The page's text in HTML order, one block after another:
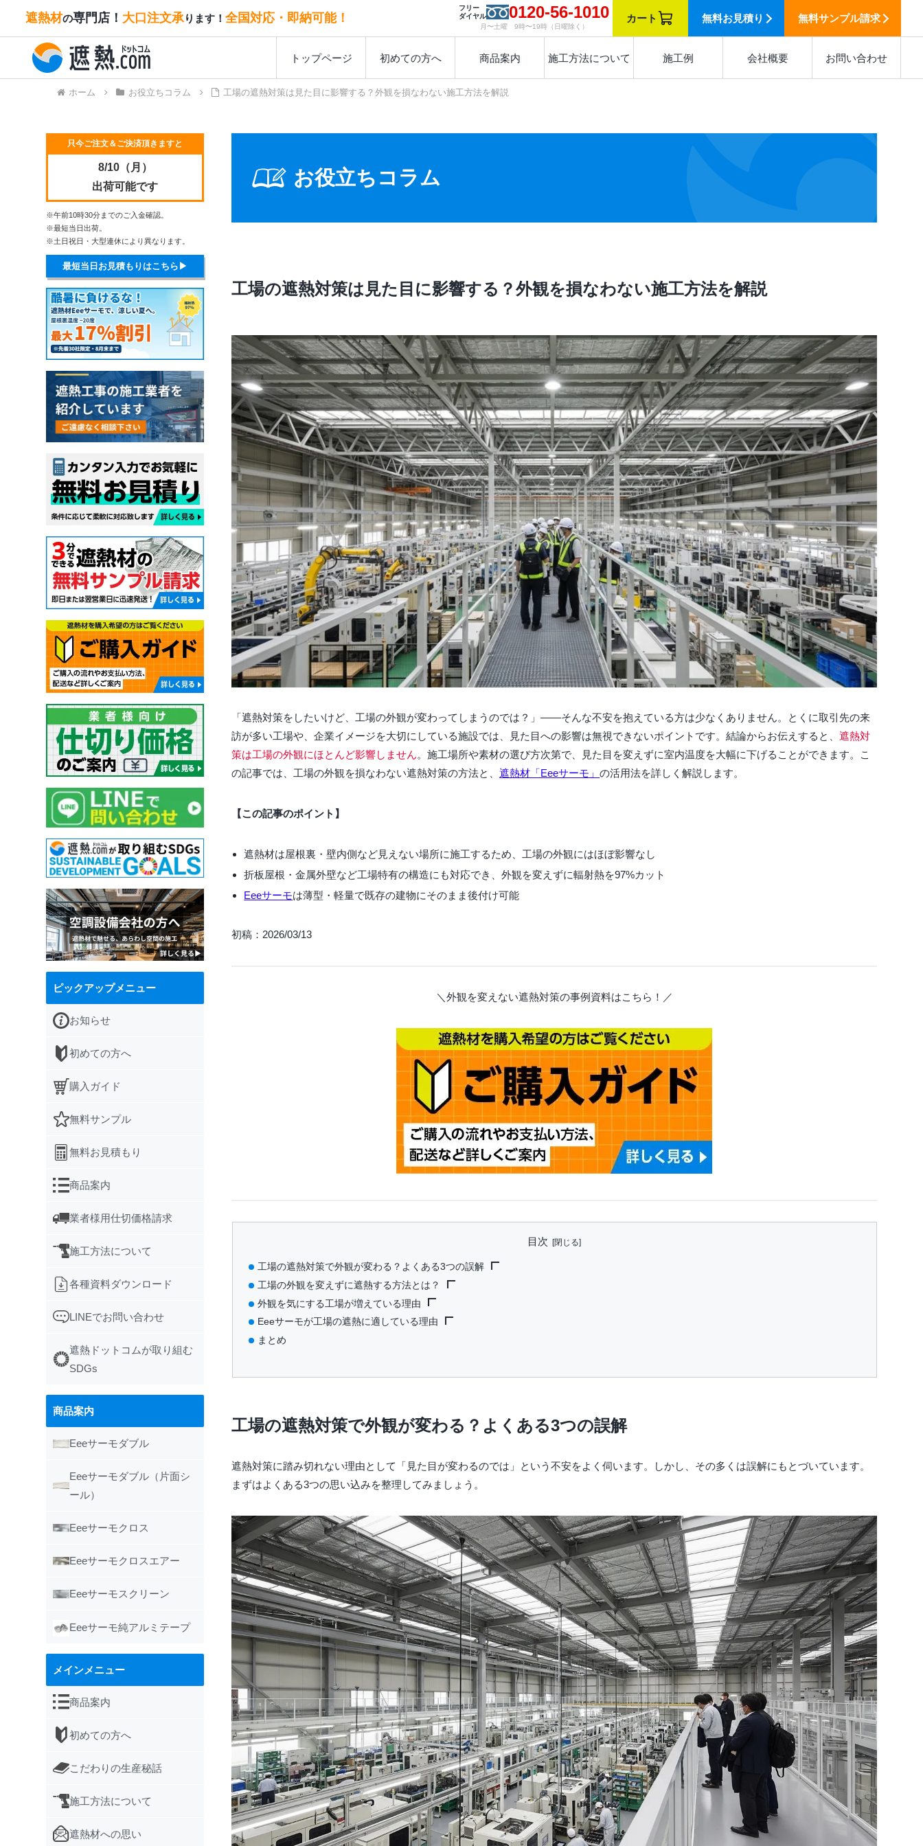
遮熱材の専門店！ 大口注文承ります！ 全国対応・即納可能！
フリー
ダイヤル
0120-56-1010
月〜土曜 9時〜19時（日曜除く）
カート 無料お見積り 無料サンプル請求
トップページ 初めての方へ 商品案内 施工方法について 施工例 会社概要 お問い合わせ
ホーム お役立ちコラム 工場の遮熱対策は見た目に影響する？外観を損なわない施工方法を解説
お役立ちコラム
工場の遮熱対策は見た目に影響する？外観を損なわない施工方法を解説
「遮熱対策をしたいけど、工場の外観が変わってしまうのでは？」——そんな不安を抱えている方は少なくありません。とくに取引先の来
訪が多い工場や、企業イメージを大切にしている施設では、見た目への影響は無視できないポイントです。結論からお伝えすると、遮熱対
策は工場の外観にほとんど影響しません。施工場所や素材の選び方次第で、見た目を変えずに室内温度を大幅に下げることができます。こ
の記事では、工場の外観を損なわない遮熱対策の方法と、遮熱材「Eeeサーモ」の活用法を詳しく解説します。
【この記事のポイント】
遮熱材は屋根裏・壁内側など見えない場所に施工するため、工場の外観にはほぼ影響なし
折板屋根・金属外壁など工場特有の構造にも対応でき、外観を変えずに輻射熱を97%カット
Eeeサーモは薄型・軽量で既存の建物にそのまま後付け可能
初稿：2026/03/13
＼外観を変えない遮熱対策の事例資料はこちら！／
目次
工場の遮熱対策で外観が変わる？よくある3つの誤解
誤解1：屋根や外壁にアルミシートが貼られて目立つ
誤解2：後付け感が出て見栄えが悪くなる
誤解3：大がかりな工事で工場の外装を壊す必要がある
工場の外観を変えずに遮熱する方法とは？
折板屋根の裏面に施工する
天井裏・天井面に敷設する
壁の内側に設置する
外観を気にする工場が増えている理由
取引先・顧客の工場見学への対応
採用活動・企業ブランディングへの影響
Eeeサーモが工場の遮熱に適している理由
薄型シートで建物構造に影響しない
施工が簡単で稼働中の工場にも導入しやすい
まとめ
工場の遮熱対策で外観が変わる？よくある3つの誤解
遮熱対策に踏み切れない理由として「見た目が変わるのでは」という不安をよく伺います。しかし、その多くは誤解にもとづいています。
まずはよくある3つの思い込みを整理してみましょう。
只今ご注文＆ご決済頂きますと
8/10（月）
出荷可能です
※午前10時30分までのご入金確認。
※最短当日出荷。
※土日祝日・大型連休により異なります。
最短当日お見積もりはこちら▶
ピックアップメニュー
お知らせ
初めての方へ
購入ガイド
無料サンプル
無料お見積もり
商品案内
業者様用仕切価格請求
施工方法について
各種資料ダウンロード
LINEでお問い合わせ
遮熱ドットコムが取り組む
SDGs
商品案内
Eeeサーモダブル
Eeeサーモダブル（片面シ
ール）
Eeeサーモクロス
Eeeサーモクロスエアー
Eeeサーモスクリーン
Eeeサーモ純アルミテープ
メインメニュー
商品案内
初めての方へ
こだわりの生産秘話
施工方法について
遮熱材への思い